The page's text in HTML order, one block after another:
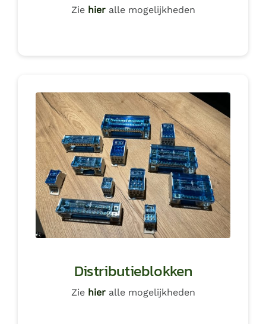
Zie hieralle mogelijkheden
Distributieblokken
Zie hieralle mogelijkheden